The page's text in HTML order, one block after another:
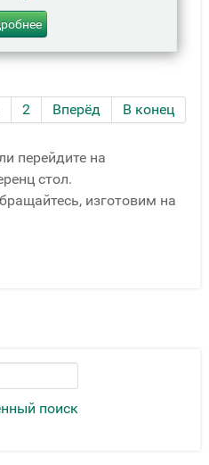
поиск
2 Вперёд В конец
перейдите на
стол.
изготовим на